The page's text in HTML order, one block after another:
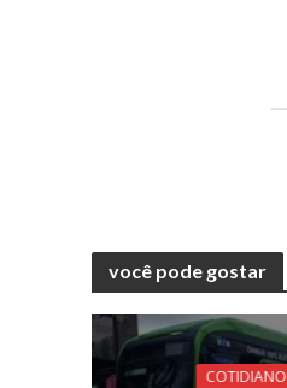
você pode gostar
COTIDIANO